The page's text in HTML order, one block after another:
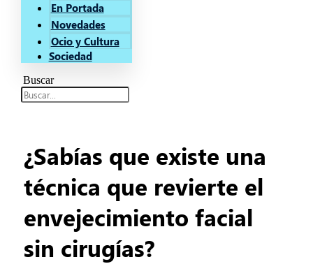
En Portada
Novedades
Ocio y Cultura
Sociedad
Buscar
¿Sabías que existe una
técnica que revierte el
envejecimiento facial
sin cirugías?